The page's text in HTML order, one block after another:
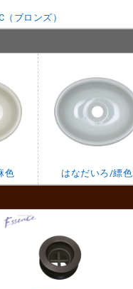
（ブロンズ）
色 はなだいろ/縹色